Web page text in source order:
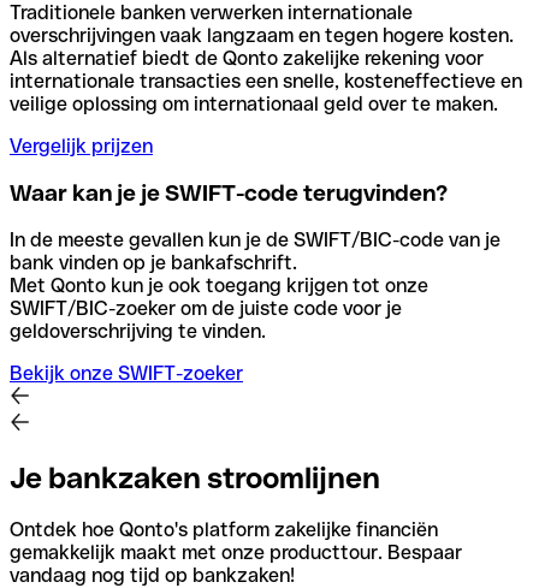
Traditionele banken verwerken internationale
overschrijvingen vaak langzaam en tegen hogere kosten.
Als alternatief biedt de Qonto zakelijke rekening voor
internationale transacties een snelle, kosteneffectieve en
veilige oplossing om internationaal geld over te maken.
Vergelijk prijzen
Waar kan je je SWIFT-code terugvinden?
In de meeste gevallen kun je de SWIFT/BIC-code van je
bank vinden op je bankafschrift.
Met Qonto kun je ook toegang krijgen tot onze
SWIFT/BIC-zoeker om de juiste code voor je
geldoverschrijving te vinden.
Bekijk onze SWIFT-zoeker
Je bankzaken stroomlijnen
Ontdek hoe Qonto's platform zakelijke financiën
gemakkelijk maakt met onze producttour. Bespaar
vandaag nog tijd op bankzaken!